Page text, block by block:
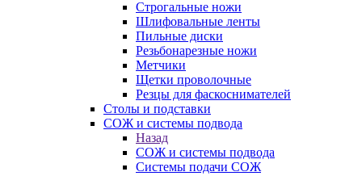
Строгальные ножи
Шлифовальные ленты
Пильные диски
Резьбонарезные ножи
Метчики
Щетки проволочные
Резцы для фаскоснимателей
Столы и подставки
СОЖ и системы подвода
Назад
СОЖ и системы подвода
Системы подачи СОЖ